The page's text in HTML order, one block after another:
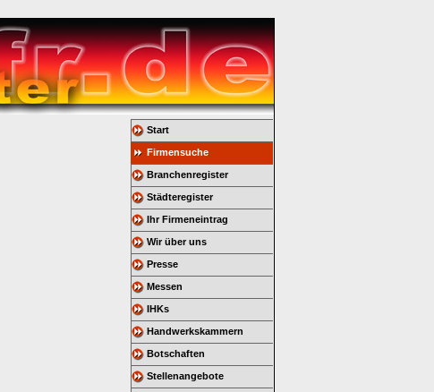
Start
Firmensuche
Branchenregister
Städteregister
Ihr Firmeneintrag
Wir über uns
Presse
Messen
IHKs
Handwerkskammern
Botschaften
Stellenangebote